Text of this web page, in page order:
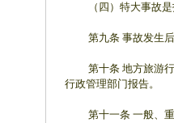
（四）特大事故是指
第九条 事故发生后
第十条 地方旅游行
行政管理部门报告。
第十一条 一般、重